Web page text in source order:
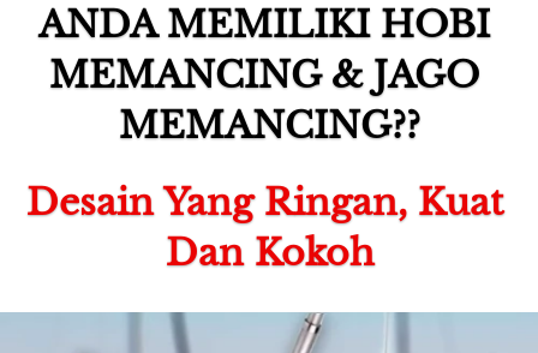
ANDA MEMILIKI HOBI
MEMANCING & JAGO
MEMANCING??
Desain Yang Ringan, Kuat
Dan Kokoh